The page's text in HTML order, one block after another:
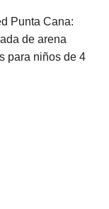
Punta Cana:
de arena
para niños de 4